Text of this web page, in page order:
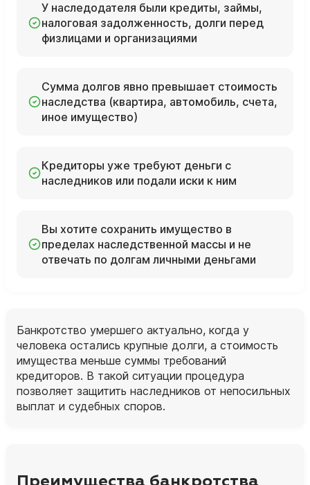
У наследодателя были кредиты, займы,
налоговая задолженность, долги перед
физлицами и организациями
Сумма долгов явно превышает стоимость
наследства (квартира, автомобиль, счета,
иное имущество)
Кредиторы уже требуют деньги с
наследников или подали иски к ним
Вы хотите сохранить имущество в
пределах наследственной массы и не
отвечать по долгам личными деньгами
Банкротство умершего актуально, когда у
человека остались крупные долги, а стоимость
имущества меньше суммы требований
кредиторов. В такой ситуации процедура
позволяет защитить наследников от непосильных
выплат и судебных споров.
Преимущества банкротства